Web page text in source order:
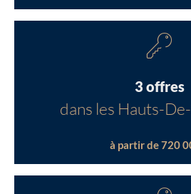
3 offres
dans les Hauts-
à partir de 720